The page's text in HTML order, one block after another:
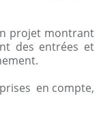
projet montrant
des entrées et
en compte,